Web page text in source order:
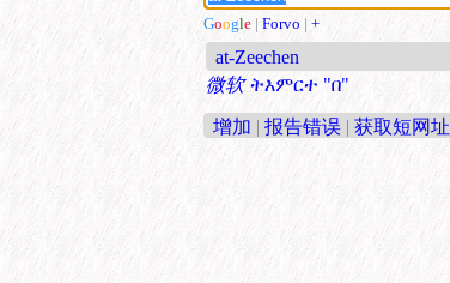
Google | Forvo | +
at-Zeechen
微软 ትእምርተ "በ"
增加 | 报告错误 | 获取短网址